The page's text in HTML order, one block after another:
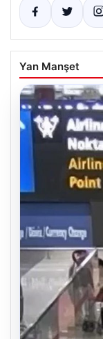
Yan Manşet